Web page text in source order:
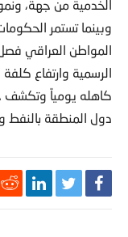
الخدمية من جهة،
وبينما تستمر
المواطن العراقي فصل
الرسمية وارتفاع
كاهله يومياً وتكشف
دول المنطقة بالنفط